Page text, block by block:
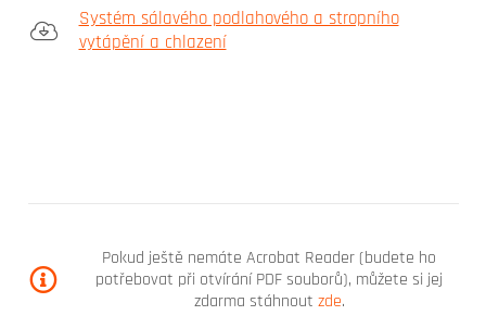
Systém sálavého podlahového a stropního
vytápění a chlazení
Pokud ještě nemáte Acrobat Reader (budete ho
potřebovat při otvírání PDF souborů), můžete si jej
zdarma stáhnout zde.